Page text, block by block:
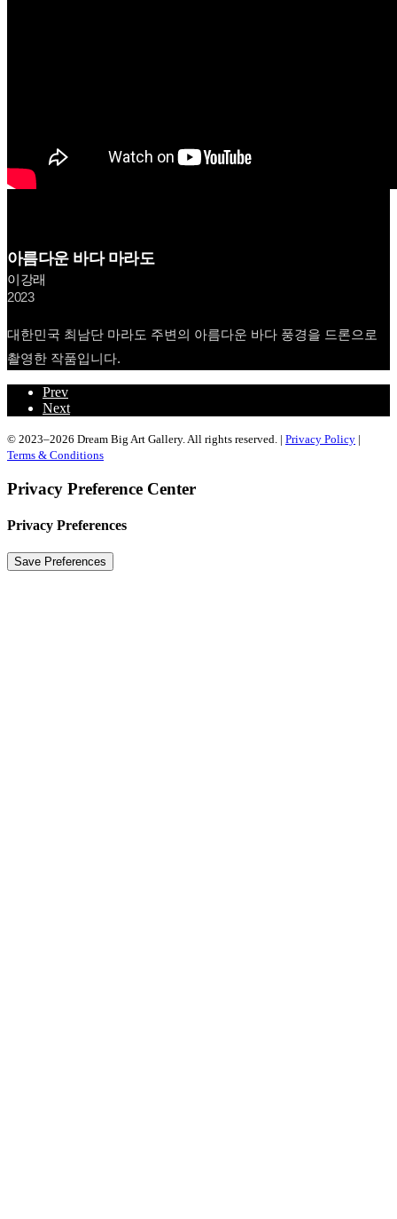
아름다운 바다 마라도
이강래
2023
대한민국 최남단 마라도 주변의 아름다운 바다 풍경을 드론으로
촬영한 작품입니다.
Prev
Next
© 2023–2026 Dream Big Art Gallery. All rights reserved. | Privacy Policy |
Terms & Conditions
Privacy Preference Center
Privacy Preferences